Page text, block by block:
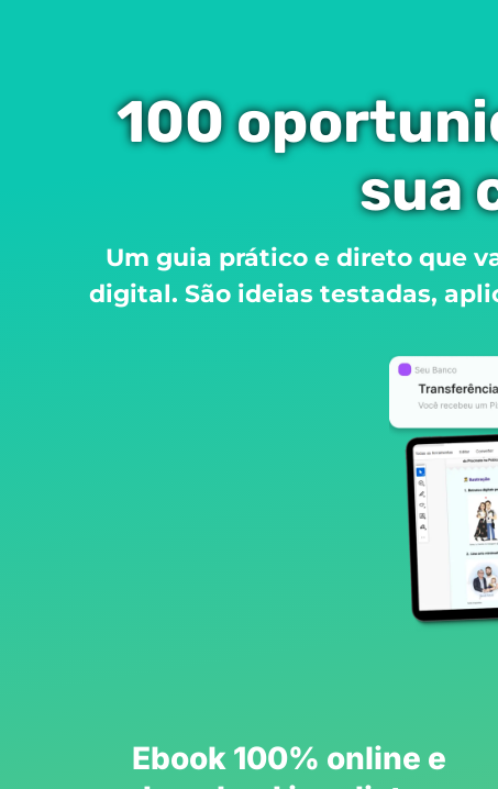
100
sua
Um guia prático e direto que
digital. São ideias testadas,
Ebook 100% online e